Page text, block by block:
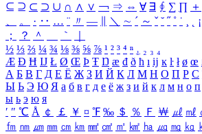
⊆ ⊇ ⊂ ⊃ ∪ ∩ ∧ ∨ ￢ ⇒ ⇔ ∀ ∃ ∮ ∑ ∏ ＋
、
。 · ‥ … ¨ 〃 ― ＼ ∼ ´ ～ ˇ ˘ ˝ ˚ ˙ ¸ ¡
；
？ ＾ ｀
½ ⅓ ⅔ ¼ ¾ ⅛ ⅜ ⅝ ⅞ ¹ ² ³ ⁴ ⁿ ₁ ₂ ₃ ₄
Æ Ð Ħ Ĳ Ł Ø Œ Þ Ŧ Ŋ æ đ ð ħ ı ĳ ĸ ŀ ł ø œ
А Б В Г Д Е Ё Ж З И Й К Л М Н О П Р С
Ы Ь Э Ю Я а б в г д е ё ж з и й к л м н о п
ы ь э ю я
′ ″ ℃ Å ￠ ￡ ￥ ¤ ℉ ‰ ＄ ％ Ｆ ￦ ㎕ ㎖
㎙ ㎚ ㎛ ㎜ ㎝ ㎞ ㎟ ㎠ ㎡ ㎢ ㏊ ㎍ ㎎ ㎏